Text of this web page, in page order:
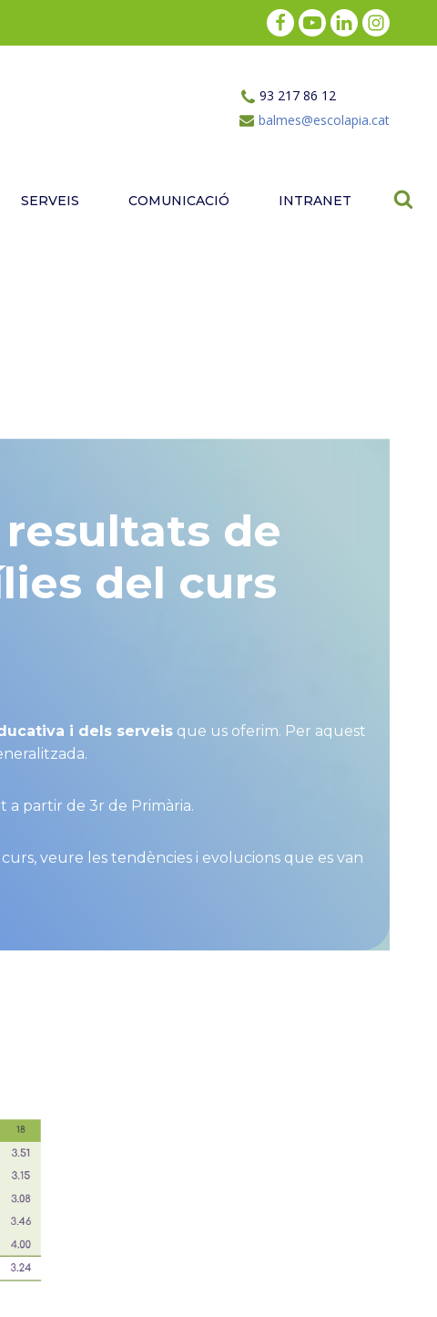
93 217 86 12
balmes@escolapia.cat
SERVEIS COMUNICACIÓ INTRANET
de
del curs
i dels serveis que us oferim. Per aquest
a partir de 3r de Primària.
veure les tendències i evolucions que es van